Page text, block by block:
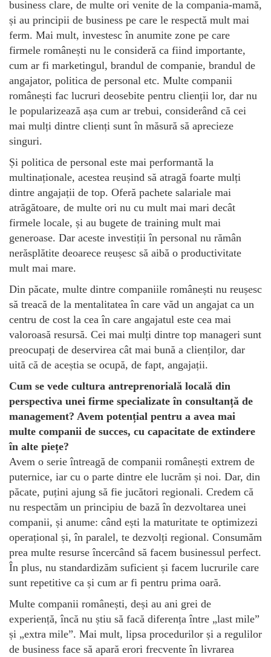
business clare, de multe ori venite de la compania-mamă,
și au principii de business pe care le respectă mult mai
ferm. Mai mult, investesc în anumite zone pe care
firmele românești nu le consideră ca fiind importante,
cum ar fi marketingul, brandul de companie, brandul de
angajator, politica de personal etc. Multe companii
românești fac lucruri deosebite pentru clienții lor, dar nu
le popularizează așa cum ar trebui, considerând că cei
mai mulți dintre clienți sunt în măsură să aprecieze
singuri.
Și politica de personal este mai performantă la
multinaționale, acestea reușind să atragă foarte mulți
dintre angajații de top. Oferă pachete salariale mai
atrăgătoare, de multe ori nu cu mult mai mari decât
firmele locale, și au bugete de training mult mai
generoase. Dar aceste investiții în personal nu rămân
nerăsplătite deoarece reușesc să aibă o productivitate
mult mai mare.
Din păcate, multe dintre companiile românești nu reușesc
să treacă de la mentalitatea în care văd un angajat ca un
centru de cost la cea în care angajatul este cea mai
valoroasă resursă. Cei mai mulți dintre top manageri sunt
preocupați de deservirea cât mai bună a clienților, dar
uită că de aceștia se ocupă, de fapt, angajații.
Cum se vede cultura antreprenorială locală din
perspectiva unei firme specializate în consultanță de
management? Avem potențial pentru a avea mai
multe companii de succes, cu capacitate de extindere
în alte piețe?
Avem o serie întreagă de companii românești extrem de
puternice, iar cu o parte dintre ele lucrăm și noi. Dar, din
păcate, puțini ajung să fie jucători regionali. Credem că
nu respectăm un principiu de bază în dezvoltarea unei
companii, și anume: când ești la maturitate te optimizezi
operațional și, în paralel, te dezvolți regional. Consumăm
prea multe resurse încercând să facem businessul perfect.
În plus, nu standardizăm suficient și facem lucrurile care
sunt repetitive ca și cum ar fi pentru prima oară.
Multe companii românești, deși au ani grei de
experiență, încă nu știu să facă diferența între „last mile”
și „extra mile”. Mai mult, lipsa procedurilor și a regulilor
de business face să apară erori frecvente în livrarea